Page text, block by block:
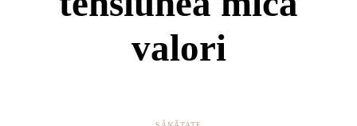
valori